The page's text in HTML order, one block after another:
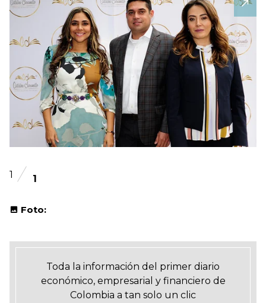
1 1
Foto:
Toda la información del primer diario
económico, empresarial y financiero de
Colombia a tan solo un clic